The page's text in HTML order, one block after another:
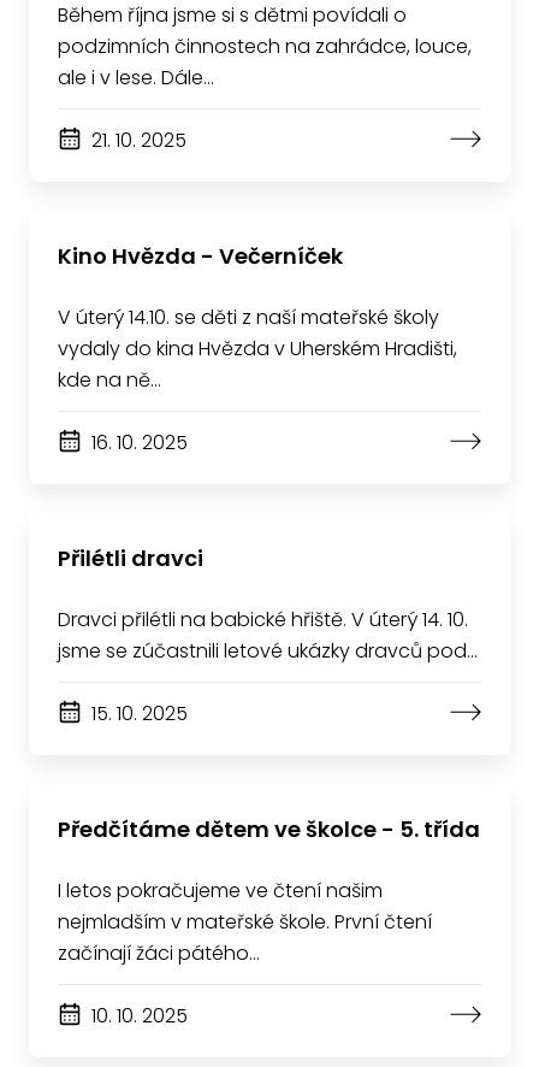
Během října jsme si s dětmi povídali o
podzimních činnostech na zahrádce, louce,
ale i v lese. Dále…
21. 10. 2025
Kino Hvězda - Večerníček
V úterý 14.10. se děti z naší mateřské školy
vydaly do kina Hvězda v Uherském Hradišti,
kde na ně…
16. 10. 2025
Přilétli dravci
Dravci přilétli na babické hřiště. V úterý 14. 10.
jsme se zúčastnili letové ukázky dravců pod…
15. 10. 2025
Předčítáme dětem ve školce - 5. třída
I letos pokračujeme ve čtení našim
nejmladším v mateřské škole. První čtení
začínají žáci pátého…
10. 10. 2025